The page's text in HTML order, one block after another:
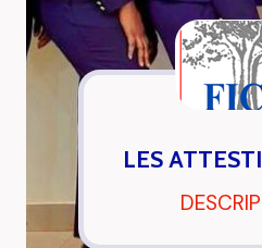
LES